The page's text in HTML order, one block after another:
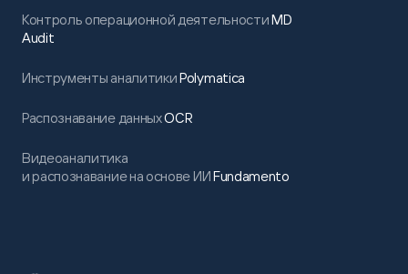
Контроль операционной деятельностиMD
Audit
Инструменты аналитикиPolymatica
Распознавание данныхOCR
Видеоаналитика
и распознавание на основе ИИFundamento